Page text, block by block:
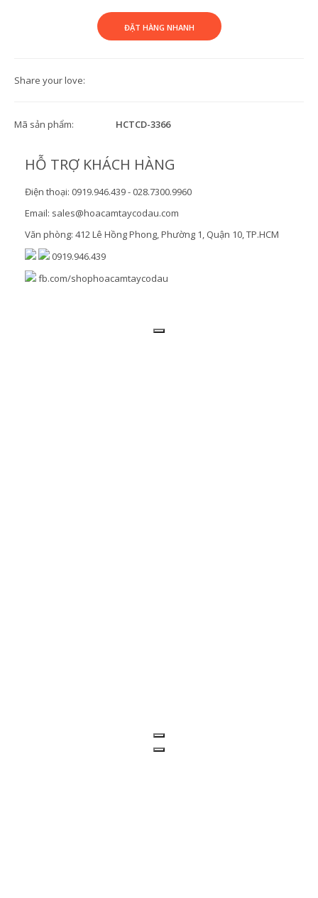
Share your love:
Mã sản phẩm: HCTCD-3366
HỖ TRỢ KHÁCH HÀNG
Điện thoại: 0919.946.439 - 028.7300.9960
Email: sales@hoacamtaycodau.com
Văn phòng: 412 Lê Hồng Phong, Phường 1, Quận 10, TP.HCM
0919.946.439
fb.com/shophoacamtaycodau